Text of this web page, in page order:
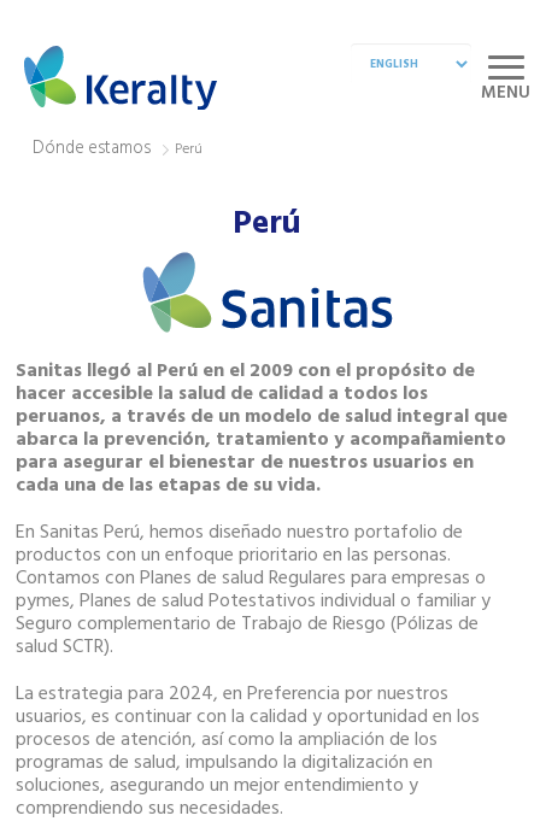
MENU
Dónde estamos
Perú
Perú
Sanitas llegó al Perú en el 2009 con el propósito de
hacer accesible la salud de calidad a todos los
peruanos, a través de un modelo de salud integral que
abarca la prevención, tratamiento y acompañamiento
para asegurar el bienestar de nuestros usuarios en
cada una de las etapas de su vida.
En Sanitas Perú, hemos diseñado nuestro portafolio de
productos con un enfoque prioritario en las personas.
Contamos con Planes de salud Regulares para empresas o
pymes, Planes de salud Potestativos individual o familiar y
Seguro complementario de Trabajo de Riesgo (Pólizas de
salud SCTR).
La estrategia para 2024, en Preferencia por nuestros
usuarios, es continuar con la calidad y oportunidad en los
procesos de atención, así como la ampliación de los
programas de salud, impulsando la digitalización en
soluciones, asegurando un mejor entendimiento y
comprendiendo sus necesidades.